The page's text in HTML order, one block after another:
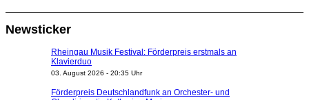
Newsticker
Rheingau Musik Festival: Förderpreis erstmals an
Klavierduo
03. August 2026 - 20:35 Uhr
Förderpreis Deutschlandfunk an Orchester- und